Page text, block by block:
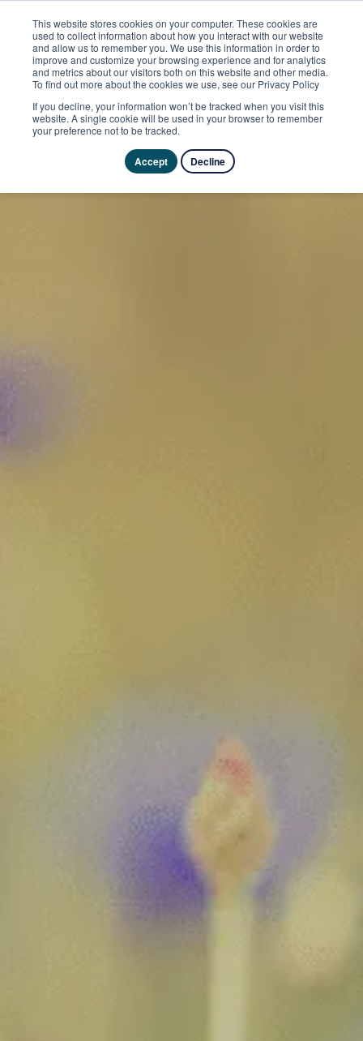
This website stores cookies on your computer. These cookies are
used to collect information about how you interact with our website
and allow us to remember you. We use this information in order to
improve and customize your browsing experience and for analytics
and metrics about our visitors both on this website and other media.
To find out more about the cookies we use, see our Privacy Policy
If you decline, your information won’t be tracked when you visit this
website. A single cookie will be used in your browser to remember
your preference not to be tracked.
Accept Decline